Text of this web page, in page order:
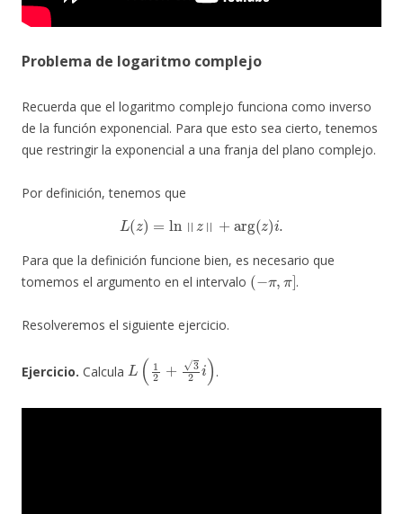
Problema de logaritmo complejo
Recuerda que el logaritmo complejo funciona como inverso
de la función exponencial. Para que esto sea cierto, tenemos
que restringir la exponencial a una franja del plano complejo.
Por definición, tenemos que
L =ln ‖ z‖+ arg(z)i.
Para que la definición funcione bien, es necesario que
tomemos el argumento en el intervalo
(−π,π]
.
Resolveremos el siguiente ejercicio.
Ejercicio. Calcula
L 1 2 i)
.